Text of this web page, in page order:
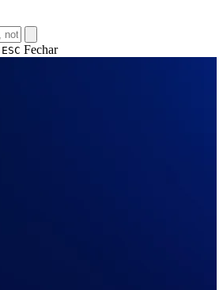
ESC Fechar